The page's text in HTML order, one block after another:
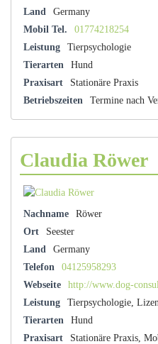
Land
Germany
Mobil Tel.
01774218254
Leistung
Tierpsychologie
Tierarten
Hund
Praxisart
Stationäre Praxis
Betriebszeiten
Termine nach
Claudia Röwer
Nachname
Röwer
Ort
Seester
Land
Germany
Telefon
04125958293
Webseite
http://www.dog-
Leistung
Tierpsychologie,
Tierarten
Hund
Praxisart
Stationäre Praxis,